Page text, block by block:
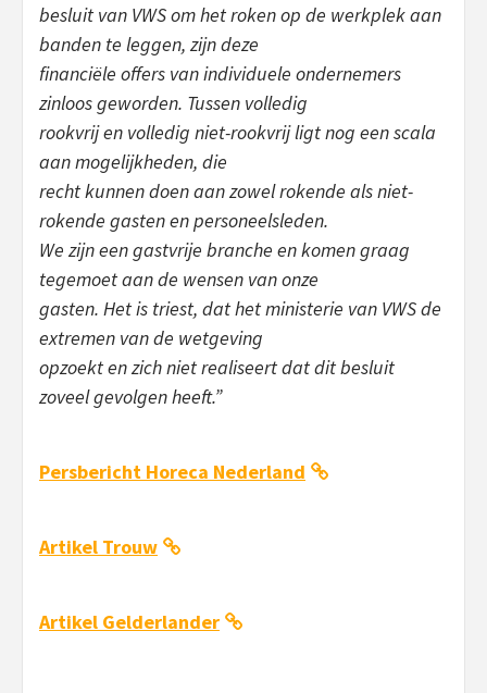
besluit van VWS om het roken op de werkplek aan
banden te leggen, zijn deze
financiële offers van individuele ondernemers
zinloos geworden. Tussen volledig
rookvrij en volledig niet-rookvrij ligt nog een scala
aan mogelijkheden, die
recht kunnen doen aan zowel rokende als niet-
rokende gasten en personeelsleden.
We zijn een gastvrije branche en komen graag
tegemoet aan de wensen van onze
gasten. Het is triest, dat het ministerie van VWS de
extremen van de wetgeving
opzoekt en zich niet realiseert dat dit besluit
zoveel gevolgen heeft.”
Persbericht Horeca Nederland
Artikel Trouw
Artikel Gelderlander